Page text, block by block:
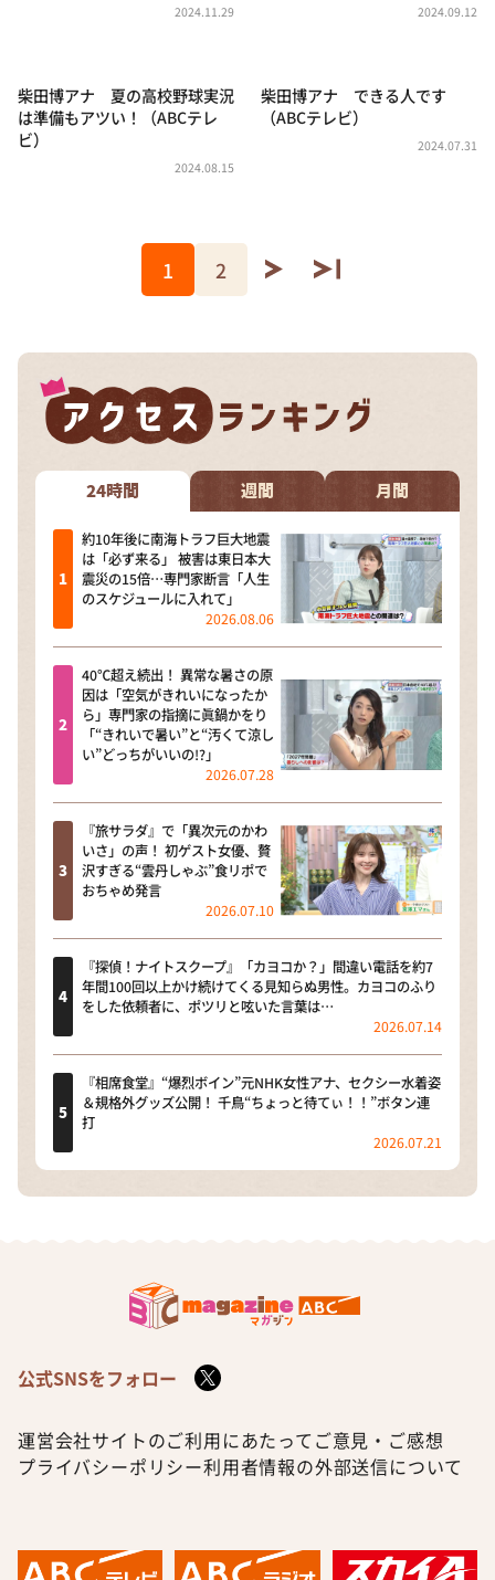
2024.11.29 2024.09.12
柴田博アナ 夏の高校野球実況
は準備もアツい！（ABCテレ
ビ）
2024.08.15
柴田博アナ できる人です
（ABCテレビ）
2024.07.31
1 2
24時間 週間 月間
約10年後に南海トラフ巨大地震
は「必ず来る」 被害は東日本大
震災の15倍…専門家断言「人生
のスケジュールに入れて」
2026.08.06
40℃超え続出！ 異常な暑さの原
因は「空気がきれいになったか
ら」専門家の指摘に眞鍋かをり
「“きれいで暑い”と“汚くて涼し
い”どっちがいいの!?」
2026.07.28
『旅サラダ』で「異次元のかわ
いさ」の声！ 初ゲスト女優、贅
沢すぎる“雲丹しゃぶ”食リポで
おちゃめ発言
2026.07.10
『探偵！ナイトスクープ』「カヨコか？」間違い電話を約7
年間100回以上かけ続けてくる見知らぬ男性。カヨコのふり
をした依頼者に、ポツリと呟いた言葉は…
2026.07.14
『相席食堂』“爆烈ボイン”元NHK女性アナ、セクシー水着姿
＆規格外グッズ公開！ 千鳥“ちょっと待てぃ！！”ボタン連
打
2026.07.21
公式SNSをフォロー
運営会社サイトのご利用にあたって ご意見・ご感想
プライバシーポリシー利用者情報の外部送信について